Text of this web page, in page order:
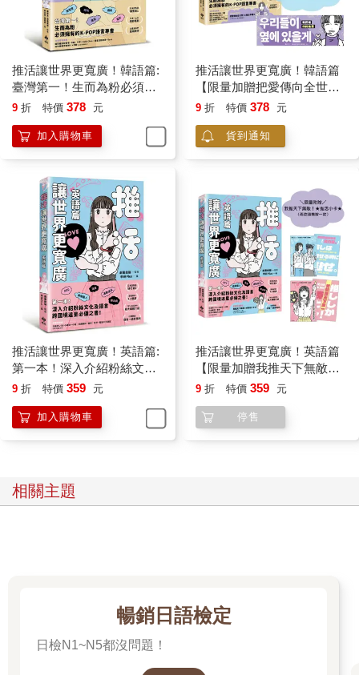
推活讓世界更寬廣！韓語篇:
臺灣第一！生而為粉必須擁
有的K-POP語言專書
9 折 特價 378 元
加入購物車
推活讓世界更寬廣！韓語篇
【限量加贈把愛傳向全世
界！★推活手幅★】:臺灣第
POP語言專書
9 折 特價 378 元
貨到通知
推活讓世界更寬廣！英語篇:
第一本！深入介紹粉絲文化
及語言，跨國境追星必備之
9 折 特價 359 元
加入購物車
推活讓世界更寬廣！英語篇
【限量加贈我推天下無敵！
★推活小卡★】:第一本！深
國境追星必備之書！
9 折 特價 359 元
停售
相關主題
暢銷日語檢定
日檢N1~N5都沒問題！